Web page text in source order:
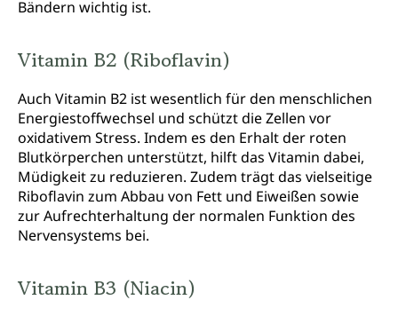
Bändern wichtig ist.
Vitamin B2 (Riboflavin)
Auch Vitamin B2 ist wesentlich für den menschlichen
Energiestoffwechsel und schützt die Zellen vor
oxidativem Stress. Indem es den Erhalt der roten
Blutkörperchen unterstützt, hilft das Vitamin dabei,
Müdigkeit zu reduzieren. Zudem trägt das vielseitige
Riboflavin zum Abbau von Fett und Eiweißen sowie
zur Aufrechterhaltung der normalen Funktion des
Nervensystems bei.
Vitamin B3 (Niacin)